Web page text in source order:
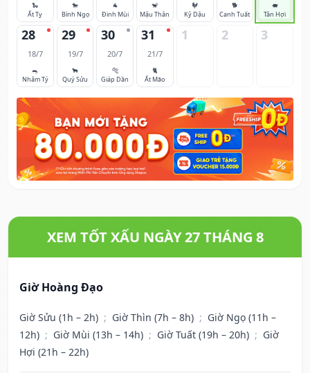
🐍
Ất Tỵ
🐎
Bính Ngọ
🐐
Đinh Mùi
🐒
Mậu Thân
🐓
Kỷ Dậu
🐕
Canh Tuất
🐖
Tân Hợi
28
18/7
🐀
Nhâm Tý
29
19/7
🐂
Quý Sửu
30
20/7
🐅
Giáp Dần
31
21/7
🐈
Ất Mão
1 2 3
XEM TỐT XẤU NGÀY 27 THÁNG 8
Giờ Hoàng Đạo
Giờ Sửu (1h – 2h) ; Giờ Thìn (7h – 8h) ; Giờ Ngọ (11h –
12h) ; Giờ Mùi (13h – 14h) ; Giờ Tuất (19h – 20h) ; Giờ
Hợi (21h – 22h)